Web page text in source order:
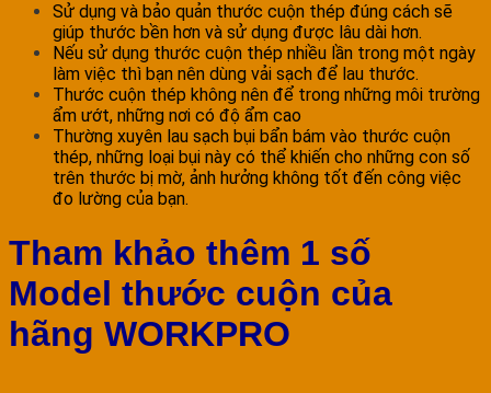
Sử dụng và bảo quản thước cuộn thép đúng cách sẽ
giúp thước bền hơn và sử dụng được lâu dài hơn.
Nếu sử dụng thước cuộn thép nhiều lần trong một ngày
làm việc thì bạn nên dùng vải sạch để lau thước.
Thước cuộn thép không nên để trong những môi trường
ẩm ướt, những nơi có độ ẩm cao
Thường xuyên lau sạch bụi bẩn bám vào thước cuộn
thép, những loại bụi này có thể khiến cho những con số
trên thước bị mờ, ảnh hưởng không tốt đến công việc
đo lường của bạn.
Tham khảo thêm 1 số
Model thước cuộn của
hãng WORKPRO